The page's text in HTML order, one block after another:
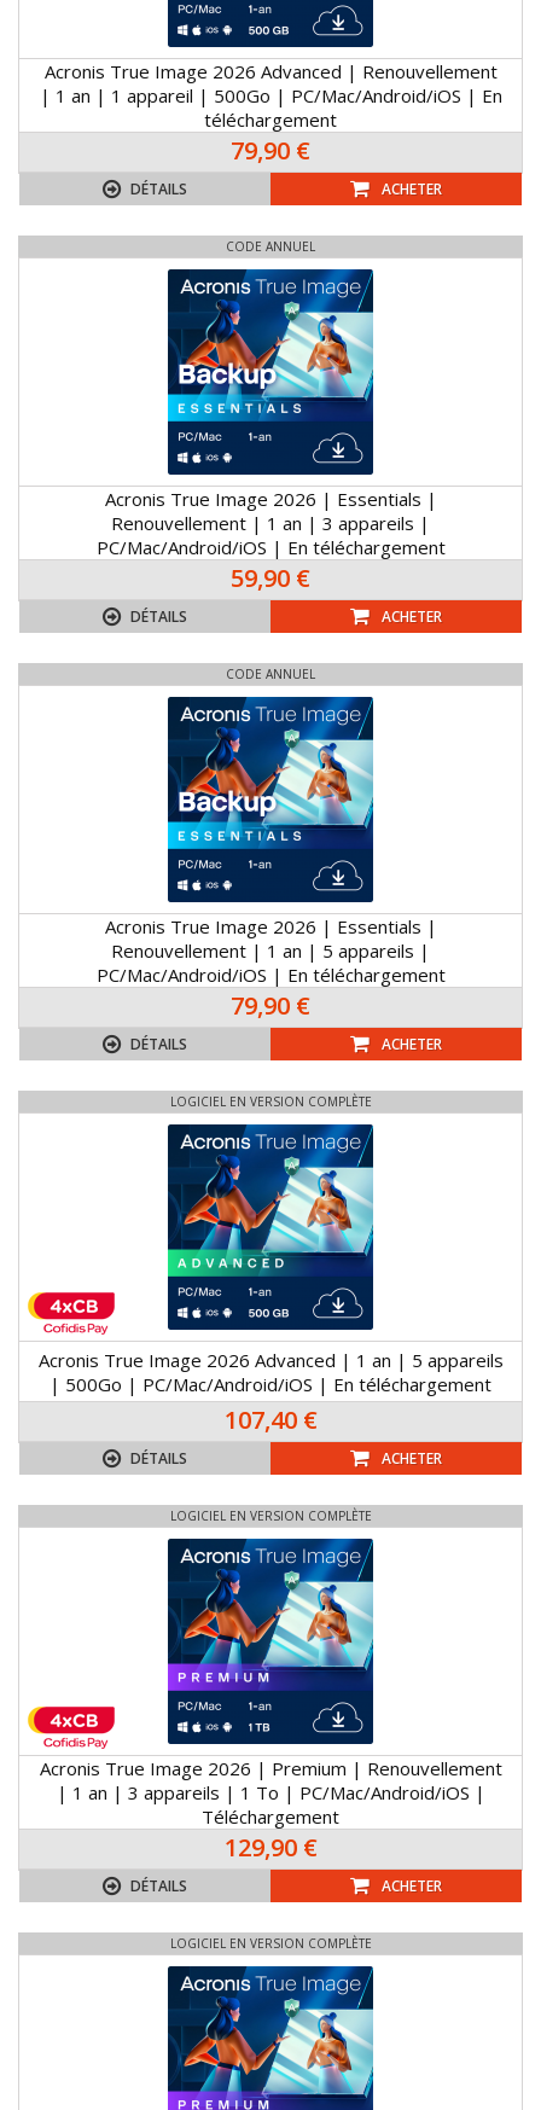
Acronis True Image 2026 Advanced | Renouvellement
| 1 an | 1 appareil | 500Go | PC/Mac/Android/iOS | En
téléchargement
79,90 €
DÉTAILS ACHETER
CODE ANNUEL
Acronis True Image 2026 | Essentials |
Renouvellement | 1 an | 3 appareils |
PC/Mac/Android/iOS | En téléchargement
59,90 €
DÉTAILS ACHETER
CODE ANNUEL
Acronis True Image 2026 | Essentials |
Renouvellement | 1 an | 5 appareils |
PC/Mac/Android/iOS | En téléchargement
79,90 €
DÉTAILS ACHETER
LOGICIEL EN VERSION COMPLÈTE
Acronis True Image 2026 Advanced | 1 an | 5 appareils
| 500Go | PC/Mac/Android/iOS | En téléchargement
107,40 €
DÉTAILS ACHETER
LOGICIEL EN VERSION COMPLÈTE
Acronis True Image 2026 | Premium | Renouvellement
| 1 an | 3 appareils | 1 To | PC/Mac/Android/iOS |
Téléchargement
129,90 €
DÉTAILS ACHETER
LOGICIEL EN VERSION COMPLÈTE